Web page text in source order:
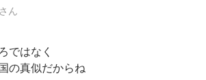
ん
ではなく
の真似だからね